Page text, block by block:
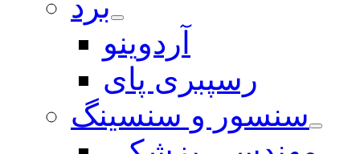
آردوینو
رسپبری پای
سنسور و سنسینگ